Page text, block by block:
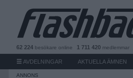
62 224 besökare online 1 711 420 medlemmar
AVDELNINGAR AKTUELLA ÄMNEN